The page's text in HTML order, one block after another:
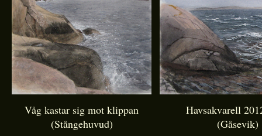
Våg kastar sig mot klippan
(Stångehuvud)
Havsakvarell
(Gåsevik)